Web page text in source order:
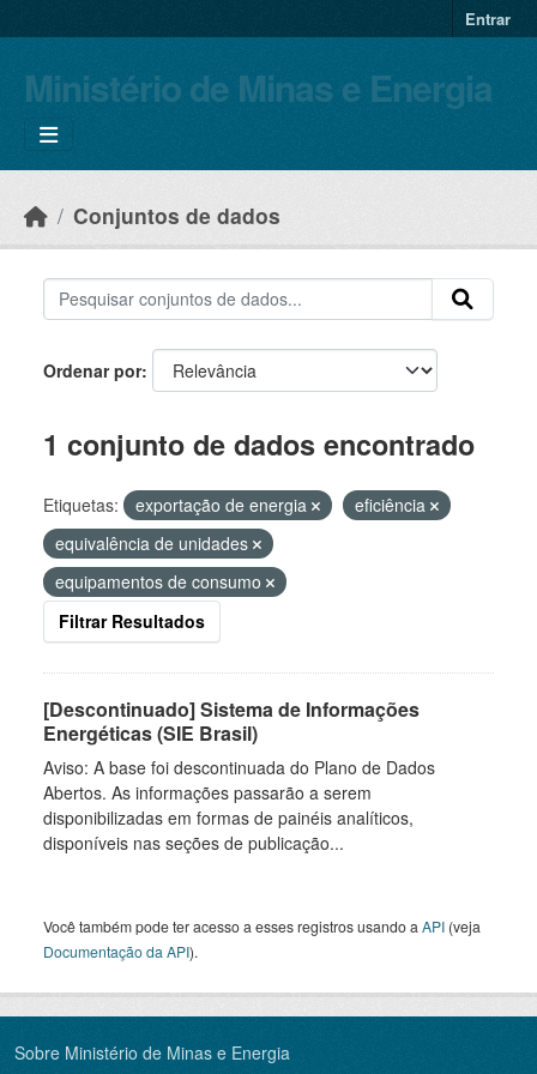
Entrar
Ministério de Minas e Energia
Conjuntos de dados
Ordenar por
1 conjunto de dados encontrado
Etiquetas: exportação de energia
eficiência
equivalência de unidades
equipamentos de consumo
Filtrar Resultados
[Descontinuado] Sistema de Informações
Energéticas (SIE Brasil)
Aviso: A base foi descontinuada do Plano de Dados
Abertos. As informações passarão a serem
disponibilizadas em formas de painéis analíticos,
disponíveis nas seções de publicação...
Você também pode ter acesso a esses registros usando a API (veja
Documentação da API).
Sobre Ministério de Minas e Energia